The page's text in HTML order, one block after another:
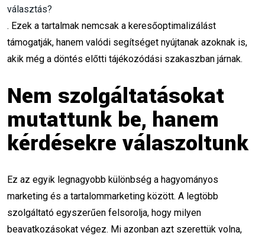
2026 marketing stratégia
tudatos vállalkozás
új év új karrier karrierváltás új élet
önfejlesztés
személyes fejlődés célkitűzés
motiváció karrierépítés digitális karrier
Google Ads tanfolyam
Facebook Ads stratégia
választás?
. Ezek a tartalmak nemcsak a keresőoptimalizálást
támogatják, hanem valódi segítséget nyújtanak azoknak is,
akik még a döntés előtti tájékozódási szakaszban járnak.
Nem szolgáltatásokat
mutattunk be, hanem
kérdésekre válaszoltunk
Ez az egyik legnagyobb különbség a hagyományos
marketing és a tartalommarketing között. A legtöbb
szolgáltató egyszerűen felsorolja, hogy milyen
beavatkozásokat végez. Mi azonban azt szerettük volna,